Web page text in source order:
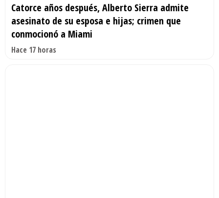
Catorce años después, Alberto Sierra admite
asesinato de su esposa e hijas; crimen que
conmocionó a Miami
Hace 17 horas